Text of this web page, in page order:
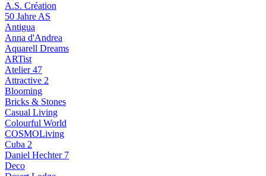
A.S. Création
50 Jahre AS
Antigua
Anna d'Andrea
Aquarell Dreams
ARTist
Atelier 47
Attractive 2
Blooming
Bricks & Stones
Casual Living
Colourful World
COSMOLiving
Cuba 2
Daniel Hechter 7
Deco